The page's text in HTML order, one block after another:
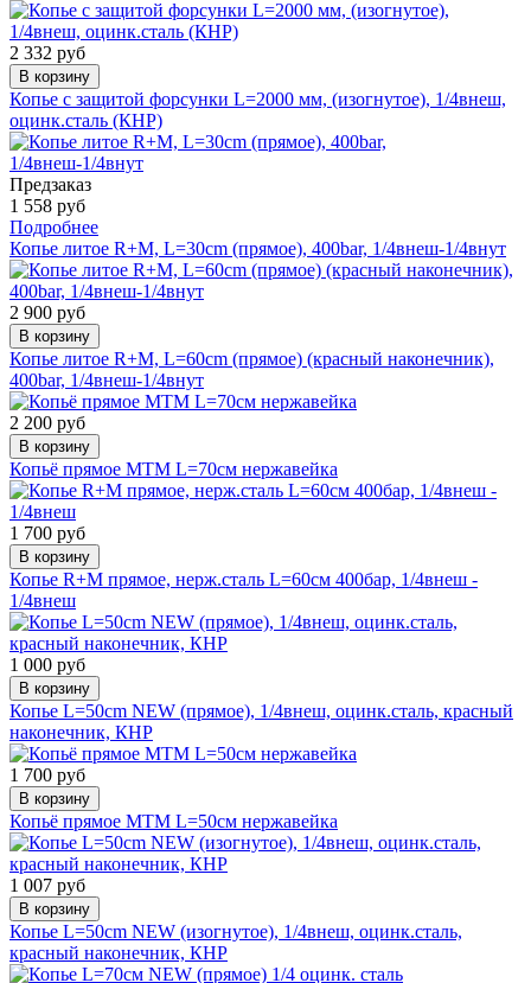
2 332 руб
В корзину
Копье с защитой форсунки L=2000 мм, (изогнутое), 1/4внеш,
оцинк.сталь (КНР)
Предзаказ
1 558 руб
Подробнее
Копье литое R+M, L=30cm (прямое), 400bar, 1/4внеш-1/4внут
2 900 руб
В корзину
Копье литое R+M, L=60cm (прямое) (красный наконечник),
400bar, 1/4внеш-1/4внут
2 200 руб
В корзину
Копьё прямое MTM L=70см нержавейка
1 700 руб
В корзину
Копье R+M прямое, нерж.сталь L=60см 400бар, 1/4внеш -
1/4внеш
1 000 руб
В корзину
Копье L=50сm NEW (прямое), 1/4внеш, оцинк.сталь, красный
наконечник, КНР
1 700 руб
В корзину
Копьё прямое MTM L=50см нержавейка
1 007 руб
В корзину
Копье L=50сm NEW (изогнутое), 1/4внеш, оцинк.сталь,
красный наконечник, КНР